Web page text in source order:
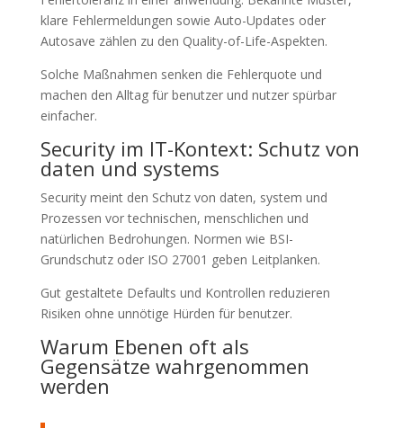
klare Fehlermeldungen sowie Auto-Updates oder
Autosave zählen zu den Quality-of-Life-Aspekten.
Solche Maßnahmen senken die Fehlerquote und
machen den Alltag für benutzer und nutzer spürbar
einfacher.
Security im IT-Kontext: Schutz von
daten und systems
Security meint den Schutz von daten, system und
Prozessen vor technischen, menschlichen und
natürlichen Bedrohungen. Normen wie BSI-
Grundschutz oder ISO 27001 geben Leitplanken.
Gut gestaltete Defaults und Kontrollen reduzieren
Risiken ohne unnötige Hürden für benutzer.
Warum Ebenen oft als
Gegensätze wahrgenommen
werden